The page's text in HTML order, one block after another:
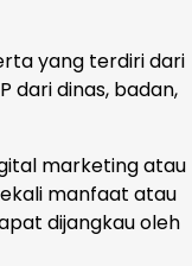
yang terdiri dari
dari dinas, badan,
marketing atau
manfaat atau
dijangkau oleh